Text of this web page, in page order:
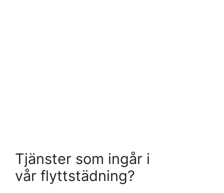
Tjänster som ingår i
vår flyttstädning?